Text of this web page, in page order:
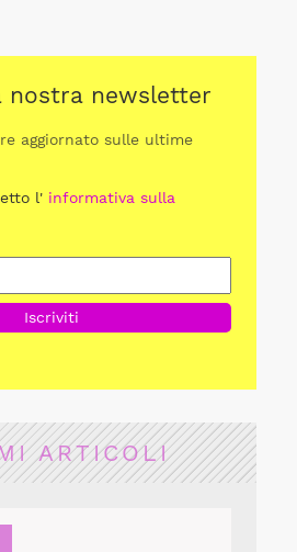
nostra newsletter
aggiornato sulle ultime
l' informativa sulla
ARTICOLI